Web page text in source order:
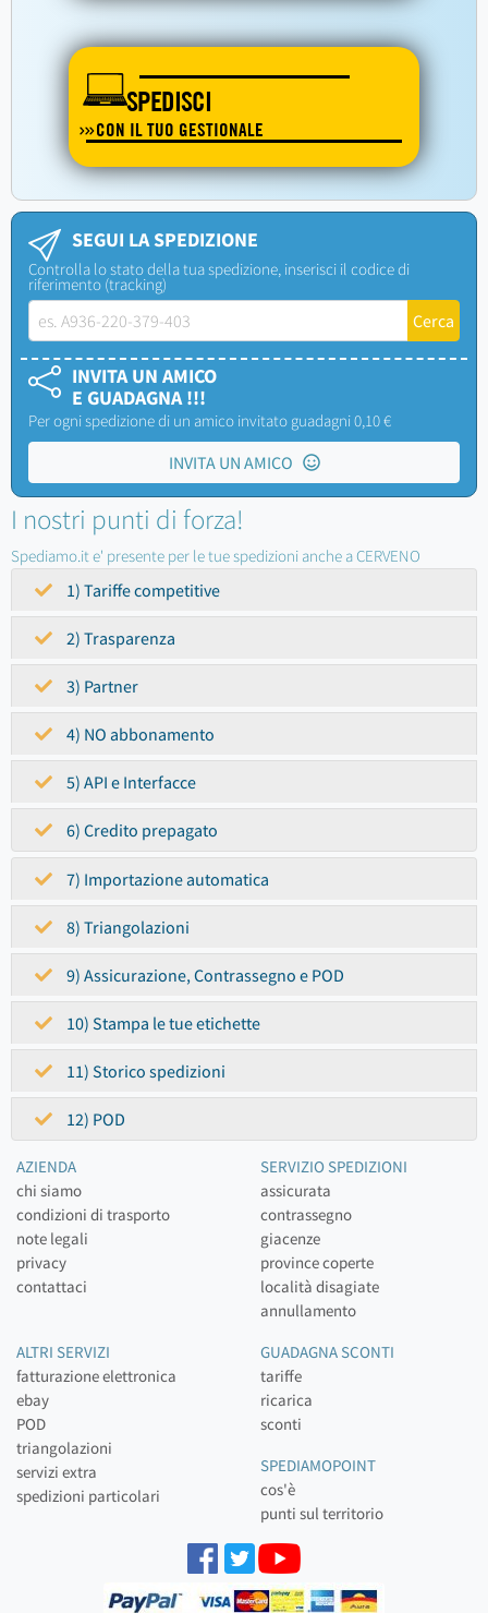
SPEDISCI
CON IL TUO GESTIONALE
SEGUI LA SPEDIZIONE
Controlla lo stato della tua spedizione, inserisci il codice di
riferimento (tracking)
INVITA UN AMICO
E GUADAGNA !!!
Per ogni spedizione di un amico invitato guadagni 0,10 €
INVITA UN AMICO
I nostri punti di forza!
Spediamo.it e' presente per le tue spedizioni anche a CERVENO
1) Tariffe competitive
2) Trasparenza
3) Partner
4) NO abbonamento
5) API e Interfacce
6) Credito prepagato
7) Importazione automatica
8) Triangolazioni
9) Assicurazione, Contrassegno e POD
10) Stampa le tue etichette
11) Storico spedizioni
12) POD
AZIENDA
chi siamo
condizioni di trasporto
note legali
privacy
contattaci
SERVIZIO SPEDIZIONI
assicurata
contrassegno
giacenze
province coperte
località disagiate
annullamento
ALTRI SERVIZI
fatturazione elettronica
ebay
POD
triangolazioni
servizi extra
spedizioni particolari
GUADAGNA SCONTI
tariffe
ricarica
sconti
SPEDIAMOPOINT
cos'è
punti sul territorio